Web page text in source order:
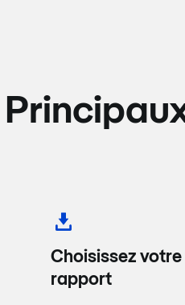
Choisissez
rapport